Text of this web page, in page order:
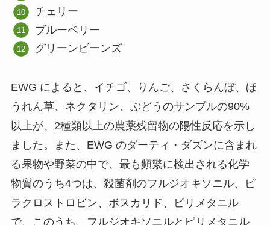
チェリー
ブルーベリー
グリーンビーンズ
EWG によると、イチゴ、りんご、さくらんぼ、ほ
うれん草、ネクタリン、ぶどうのサンプルの90%
以上が、2種類以上の農薬残留物の陽性反応を示し
ました。また、EWG のダーティ・ダズンに含まれ
る果物や野菜の中で、最も頻繁に検出される化学
物質のうち4つは、殺菌剤のフルジオキソニル、ピ
ラクロストロビン、ボスカリド、ピリメタニル
で、このうち、フルジオキソニルとピリメタニル